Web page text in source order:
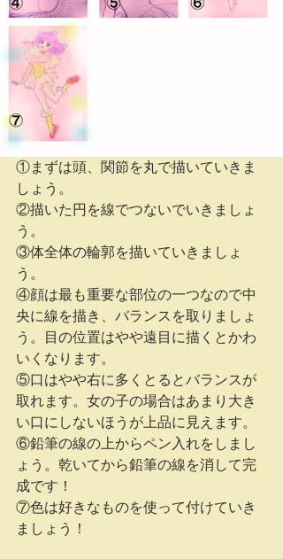
①まずは頭、関節を丸で描いていきま
しょう。
②描いた円を線でつないでいきましょ
う。
③体全体の輪郭を描いていきましょ
う。
④顔は最も重要な部位の一つなので中
央に線を描き、バランスを取りましょ
う。目の位置はやや遠目に描くとかわ
いくなります。
⑤口はやや右に多くとるとバランスが
取れます。女の子の場合はあまり大き
い口にしないほうが上品に見えます。
⑥鉛筆の線の上からペン入れをしまし
ょう。乾いてから鉛筆の線を消して完
成です！
⑦色は好きなものを使って付けていき
ましょう！